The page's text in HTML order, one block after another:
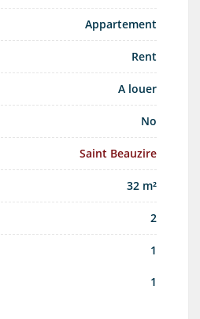
Appartement
Rent
A louer
No
Saint Beauzire
32 m²
2
1
1